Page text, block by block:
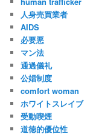
人身売買業者
AIDS
必要悪
マン法
通過儀礼
公娼制度
comfort woman
ホワイトスレイブ
受動喫煙
道徳的優位性